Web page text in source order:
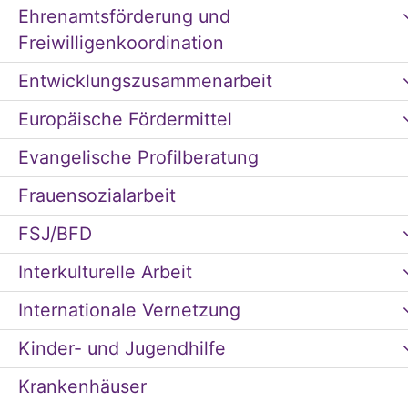
Ehrenamtsförderung und
Freiwilligenkoordination
Entwicklungszusammenarbeit
Europäische Fördermittel
Evangelische Profilberatung
Frauensozialarbeit
FSJ/BFD
Interkulturelle Arbeit
Internationale Vernetzung
Kinder- und Jugendhilfe
Krankenhäuser